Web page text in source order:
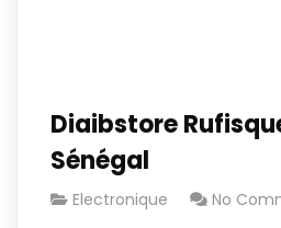
Diaibstore
Sénégal
Electronique No